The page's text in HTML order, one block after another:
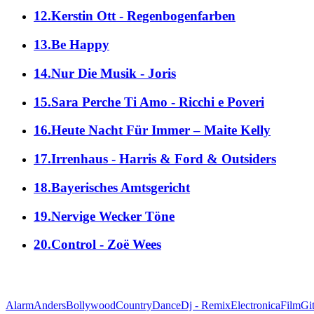
12.Kerstin Ott - Regenbogenfarben
13.Be Happy
14.Nur Die Musik - Joris
15.Sara Perche Ti Amo - Ricchi e Poveri
16.Heute Nacht Für Immer – Maite Kelly
17.Irrenhaus - Harris & Ford & Outsiders
18.Bayerisches Amtsgericht
19.Nervige Wecker Töne
20.Control - Zoë Wees
AlarmAndersBollywoodCountryDanceDj - RemixElectronicaFilm